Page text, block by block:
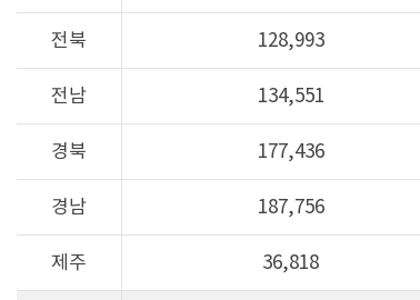
전북 128,993
전남 134,551
경북 177,436
경남 187,756
제주 36,818